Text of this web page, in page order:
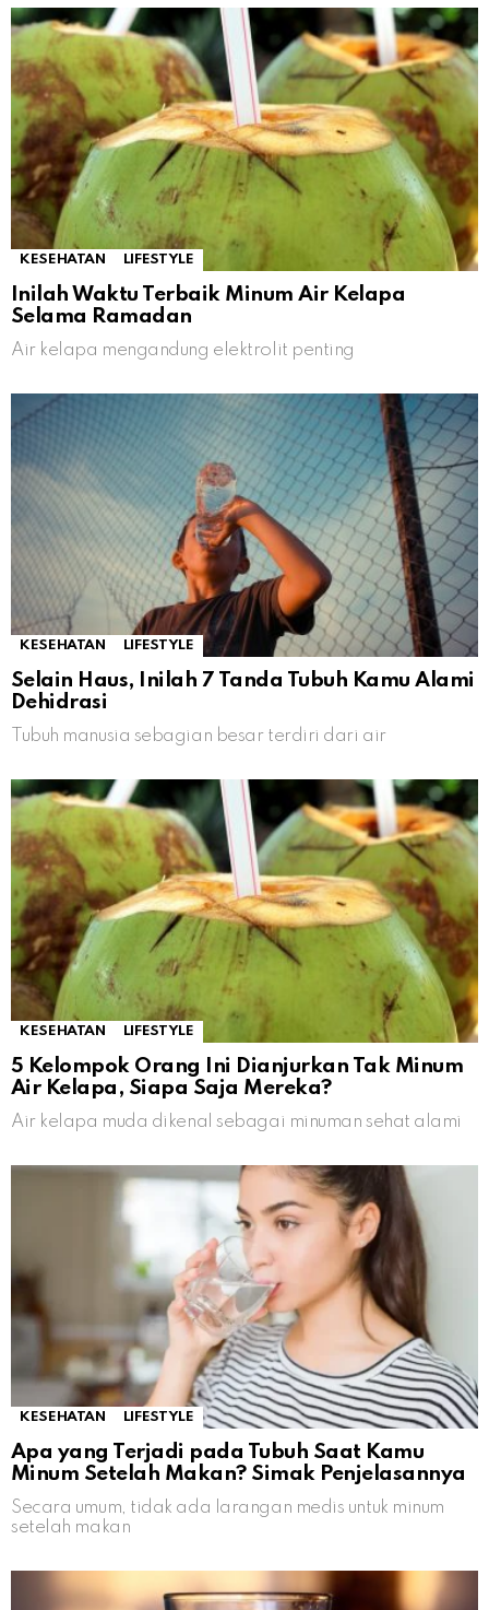
KESEHATAN LIFESTYLE
Inilah Waktu Terbaik Minum Air Kelapa
Selama Ramadan
Air kelapa mengandung elektrolit penting
KESEHATAN LIFESTYLE
Selain Haus, Inilah 7 Tanda Tubuh Kamu Alami
Dehidrasi
Tubuh manusia sebagian besar terdiri dari air
KESEHATAN LIFESTYLE
5 Kelompok Orang Ini Dianjurkan Tak Minum
Air Kelapa, Siapa Saja Mereka?
Air kelapa muda dikenal sebagai minuman sehat alami
KESEHATAN LIFESTYLE
Apa yang Terjadi pada Tubuh Saat Kamu
Minum Setelah Makan? Simak Penjelasannya
Secara umum, tidak ada larangan medis untuk minum
setelah makan